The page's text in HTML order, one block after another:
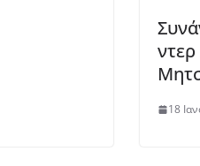
18